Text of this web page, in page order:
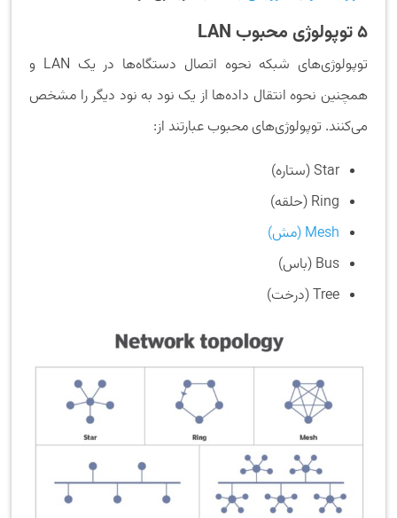
5 توپولوژی محبوب LAN
توپولوژی‌های شبکه نحوه اتصال دستگاه‌ها در یک LAN و
همچنین نحوه انتقال داده‌ها از یک نود به نود دیگر را مشخص
می‌کنند. توپولوژی‌های محبوب عبارتند از:
Star (ستاره)
Ring (حلقه)
Mesh (مش)
Bus (باس)
Tree (درخت)